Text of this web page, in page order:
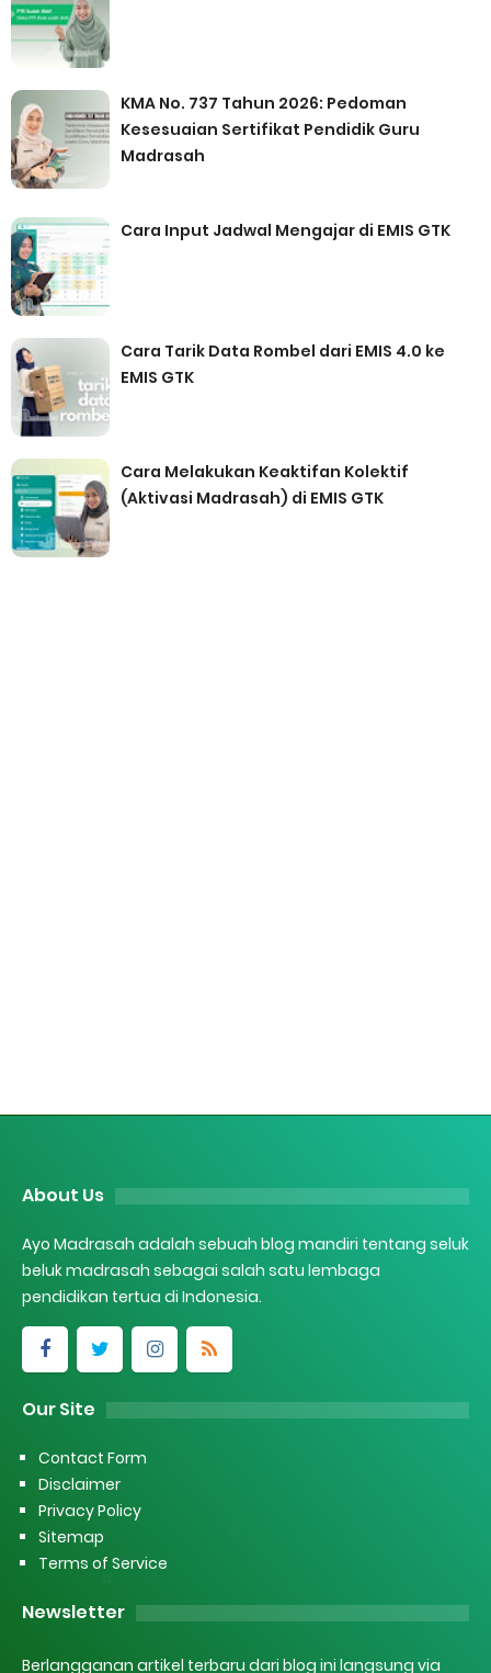
KMA No. 737 Tahun 2026: Pedoman
Kesesuaian Sertifikat Pendidik Guru
Madrasah
Cara Input Jadwal Mengajar di EMIS GTK
Cara Tarik Data Rombel dari EMIS 4.0 ke
EMIS GTK
Cara Melakukan Keaktifan Kolektif
(Aktivasi Madrasah) di EMIS GTK
About Us
Ayo Madrasah adalah sebuah blog mandiri tentang seluk
beluk madrasah sebagai salah satu lembaga
pendidikan tertua di Indonesia.
Our Site
Contact Form
Disclaimer
Privacy Policy
Sitemap
Terms of Service
Newsletter
Berlangganan artikel terbaru dari blog ini langsung via